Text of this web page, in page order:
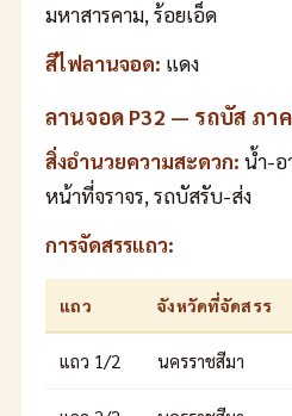
มหาสารคาม, ร้อยเอ็ด
สีไฟลานจอด: แดง
ลานจอด P32 — รถบัส ภา
สิ่งอำนวยความสะดวก: น้ำ-อ
หน้าที่จราจร, รถบัสรับ-ส่ง
การจัดสรรแถว:
แถว จังหวัดที่จัดสรร
แถว 1/2 นครราชสีมา